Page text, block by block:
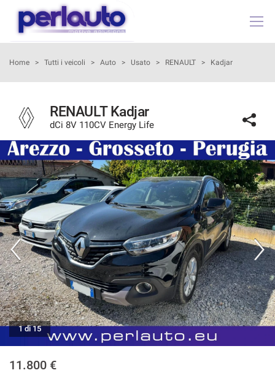
HOME
ACQUISTIAMO USATO
AZIENDA
I NOSTRI SERVIZI
ASSISTENZA
DICONO DI NOI
CONTATTI
CONTATTI
NEWS
Home > Tutti i veicoli > Auto > Usato > RENAULT > Kadjar
RENAULT Kadjar
dCi 8V 110CV Energy Life
1 di 15
11.800 €